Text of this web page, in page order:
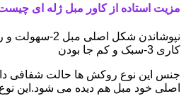
مزیت استاده از کاور مبل ژله ای
نپوشاندن شکل
کاری 3-سبک و کم جا بودن
جنس این نوع روکش ها حالت شفافی
اصلی خود مبل هم دیده می شود.این